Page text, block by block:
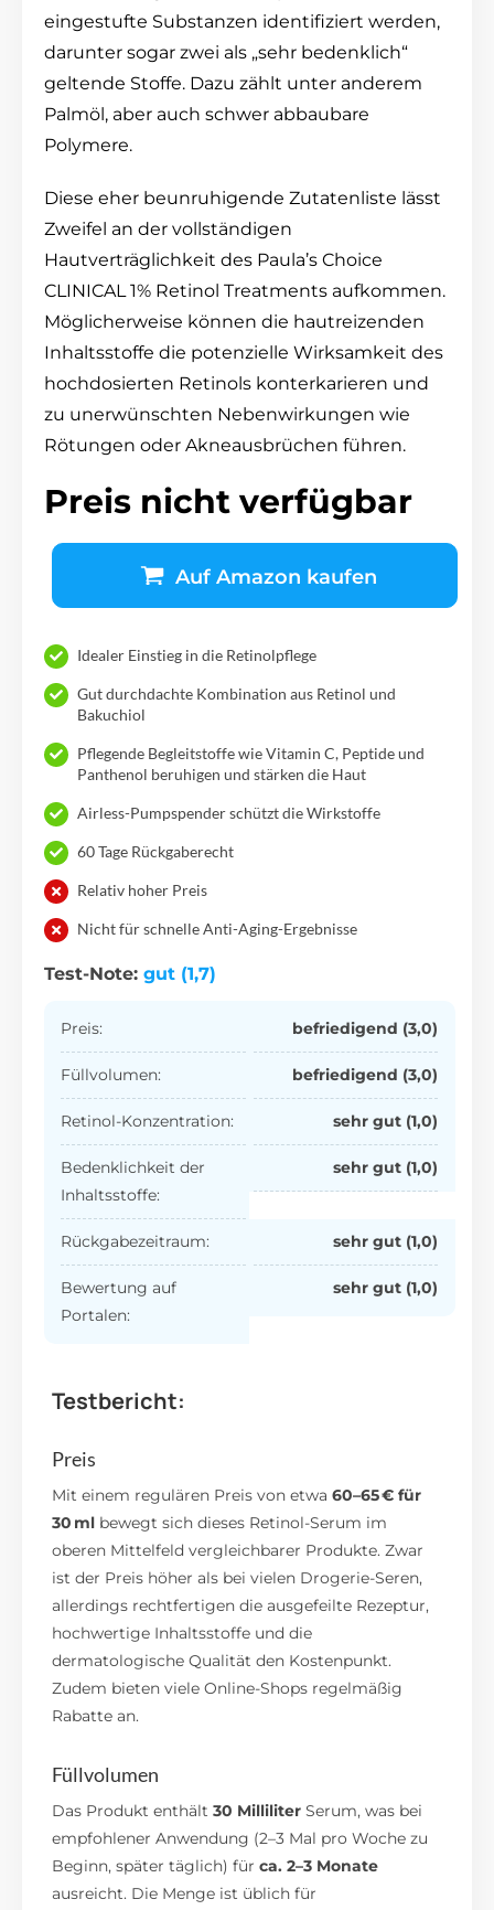
eingestufte Substanzen identifiziert werden,
darunter sogar zwei als „sehr bedenklich“
geltende Stoffe. Dazu zählt unter anderem
Palmöl, aber auch schwer abbaubare
Polymere.
Diese eher beunruhigende Zutatenliste lässt
Zweifel an der vollständigen
Hautverträglichkeit des Paula’s Choice
CLINICAL 1% Retinol Treatments aufkommen.
Möglicherweise können die hautreizenden
Inhaltsstoffe die potenzielle Wirksamkeit des
hochdosierten Retinols konterkarieren und
zu unerwünschten Nebenwirkungen wie
Rötungen oder Akneausbrüchen führen.
Preis nicht verfügbar
Auf Amazon kaufen
Idealer Einstieg in die Retinolpflege
Gut durchdachte Kombination aus Retinol und
Bakuchiol
Pflegende Begleitstoffe wie Vitamin C, Peptide und
Panthenol beruhigen und stärken die Haut
Airless-Pumpspender schützt die Wirkstoffe
60 Tage Rückgaberecht
Relativ hoher Preis
Nicht für schnelle Anti-Aging-Ergebnisse
Test-Note: gut (1,7)
Preis: befriedigend (3,0)
Füllvolumen: befriedigend (3,0)
Retinol-Konzentration: sehr gut (1,0)
Bedenklichkeit der
Inhaltsstoffe:
sehr gut (1,0)
Rückgabezeitraum: sehr gut (1,0)
Bewertung auf
Portalen:
sehr gut (1,0)
Testbericht:
Preis
Mit einem regulären Preis von etwa60–65 € für
30 ml bewegt sich dieses Retinol-Serum im
oberen Mittelfeld vergleichbarer Produkte. Zwar
ist der Preis höher als bei vielen Drogerie-Seren,
allerdings rechtfertigen die ausgefeilte Rezeptur,
hochwertige Inhaltsstoffe und die
dermatologische Qualität den Kostenpunkt.
Zudem bieten viele Online-Shops regelmäßig
Rabatte an.
Füllvolumen
Das Produkt enthält30 Milliliter Serum, was bei
empfohlener Anwendung (2–3 Mal pro Woche zu
Beginn, später täglich) fürca. 2–3 Monate
ausreicht. Die Menge ist üblich für